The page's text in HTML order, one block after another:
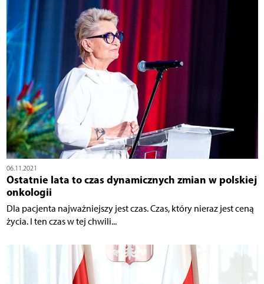
06.11.2021
Ostatnie lata to czas dynamicznych zmian w polskiej
onkologii
Dla pacjenta najważniejszy jest czas. Czas, który nieraz jest ceną
życia. I ten czas w tej chwili...